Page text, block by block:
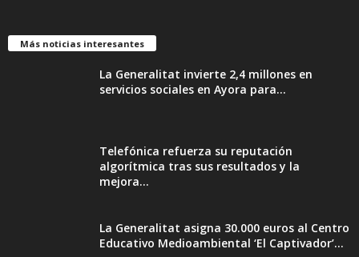
Más noticias interesantes
La Generalitat invierte 2,4 millones en
servicios sociales en Ayora para...
Telefónica refuerza su reputación
algorítmica tras sus resultados y la
mejora...
La Generalitat asigna 30.000 euros al Centro
Educativo Medioambiental ‘El Captivador’...